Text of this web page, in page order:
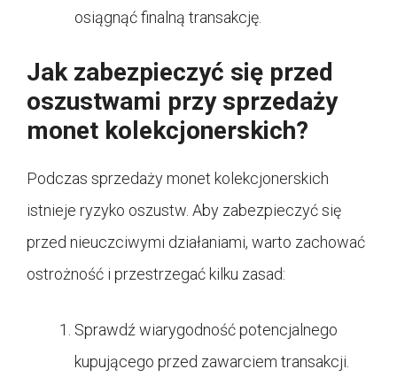
osiągnąć finalną transakcję.
Jak zabezpieczyć się przed
oszustwami przy sprzedaży
monet kolekcjonerskich?
Podczas sprzedaży monet kolekcjonerskich
istnieje ryzyko oszustw. Aby zabezpieczyć się
przed nieuczciwymi działaniami, warto zachować
ostrożność i przestrzegać kilku zasad:
Sprawdź wiarygodność potencjalnego
kupującego przed zawarciem transakcji.